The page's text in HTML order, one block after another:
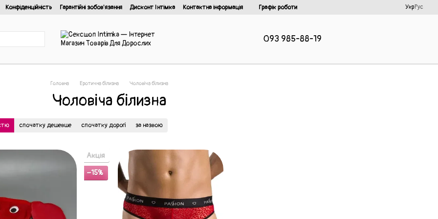
Конфіденційність Гарантійні зобов'язання Дисконт Інтімка Контактна інформація
Графік роботи
УкрРус
093 985-88-19
Головна Еротична білизна Чоловіча білизна
Чоловіча білизна
спочатку дешевше спочатку дорогі за назвою
Акція
−15%